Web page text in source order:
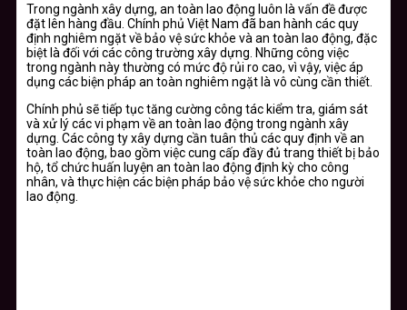
Trong ngành xây dựng, an toàn lao động luôn là vấn đề được
đặt lên hàng đầu. Chính phủ Việt Nam đã ban hành các quy
định nghiêm ngặt về bảo vệ sức khỏe và an toàn lao động, đặc
biệt là đối với các công trường xây dựng. Những công việc
trong ngành này thường có mức độ rủi ro cao, vì vậy, việc áp
dụng các biện pháp an toàn nghiêm ngặt là vô cùng cần thiết.
Chính phủ sẽ tiếp tục tăng cường công tác kiểm tra, giám sát
và xử lý các vi phạm về an toàn lao động trong ngành xây
dựng. Các công ty xây dựng cần tuân thủ các quy định về an
toàn lao động, bao gồm việc cung cấp đầy đủ trang thiết bị bảo
hộ, tổ chức huấn luyện an toàn lao động định kỳ cho công
nhân, và thực hiện các biện pháp bảo vệ sức khỏe cho người
lao động.